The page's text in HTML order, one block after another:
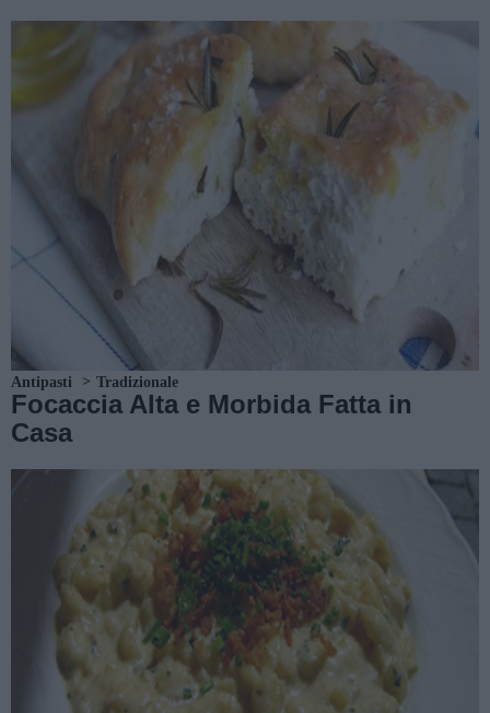
Antipasti Tradizionale
Focaccia Alta e Morbida Fatta in
Casa